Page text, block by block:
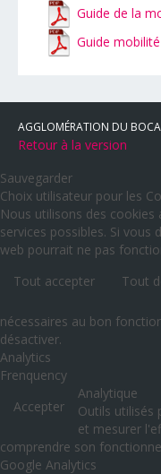
Guide de la
Guide
AGGLOMÉRATION DU
Retour à la version
Sauvegarder
Choix utilisateur pour les
Nous utilisons des
services possibles. Si vous
web pourrait ne pas
Tout accepter
Tout
nécessaires au bon
désactiver.
Analytics
Frenquency
Accepter
Analytique
Outils utilisés
et mesurer
comprendre son
Google Analytics